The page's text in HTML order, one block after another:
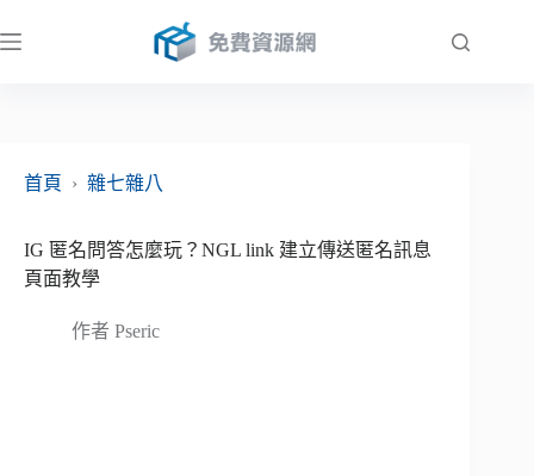
至
首頁
› 雜七雜八
IG 匿名問答怎麼玩？NGL link 建立傳送匿名訊息
頁面教學
作者 Pseric